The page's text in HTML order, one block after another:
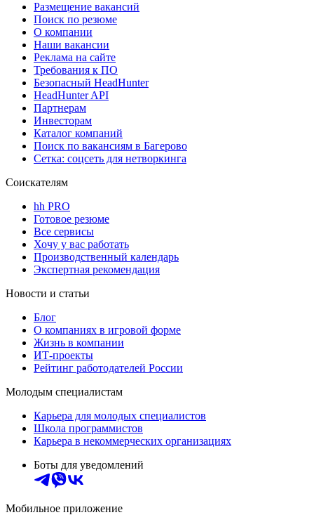
Размещение вакансий
Поиск по резюме
О компании
Наши вакансии
Реклама на сайте
Требования к ПО
Безопасный HeadHunter
HeadHunter API
Партнерам
Инвесторам
Каталог компаний
Поиск по вакансиям в Багерово
Сетка: соцсеть для нетворкинга
Соискателям
hh PRO
Готовое резюме
Все сервисы
Хочу у вас работать
Производственный календарь
Экспертная рекомендация
Новости и статьи
Блог
О компаниях в игровой форме
Жизнь в компании
ИТ-проекты
Рейтинг работодателей России
Молодым специалистам
Карьера для молодых специалистов
Школа программистов
Карьера в некоммерческих организациях
Боты для уведомлений
Мобильное приложение